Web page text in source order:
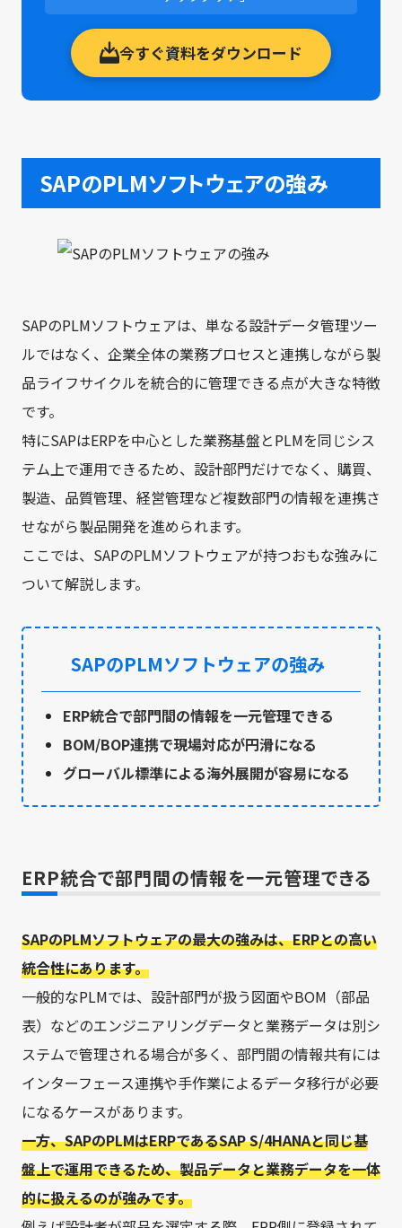
今すぐ資料をダウンロード
SAPのPLMソフトウェアの強み
SAPのPLMソフトウェアは、単なる設計データ管理ツー
ルではなく、企業全体の業務プロセスと連携しながら製
品ライフサイクルを統合的に管理できる点が大きな特徴
です。
特にSAPはERPを中心とした業務基盤とPLMを同じシス
テム上で運用できるため、設計部門だけでなく、購買、
製造、品質管理、経営管理など複数部門の情報を連携さ
せながら製品開発を進められます。
ここでは、SAPのPLMソフトウェアが持つおもな強みに
ついて解説します。
SAPのPLMソフトウェアの強み
ERP統合で部門間の情報を一元管理できる
BOM/BOP連携で現場対応が円滑になる
グローバル標準による海外展開が容易になる
ERP統合で部門間の情報を一元管理できる
SAPのPLMソフトウェアの最大の強みは、ERPとの高い
統合性にあります。
一般的なPLMでは、設計部門が扱う図面やBOM（部品
表）などのエンジニアリングデータと業務データは別シ
ステムで管理される場合が多く、部門間の情報共有には
インターフェース連携や手作業によるデータ移行が必要
になるケースがあります。
一方、SAPのPLMはERPであるSAP S/4HANAと同じ基
盤上で運用できるため、製品データと業務データを一体
的に扱えるのが強みです。